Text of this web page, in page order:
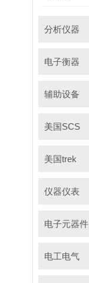
分析仪器
电子衡器
辅助设备
美国SCS
美国trek
仪器仪表
电子元器件
电工电气